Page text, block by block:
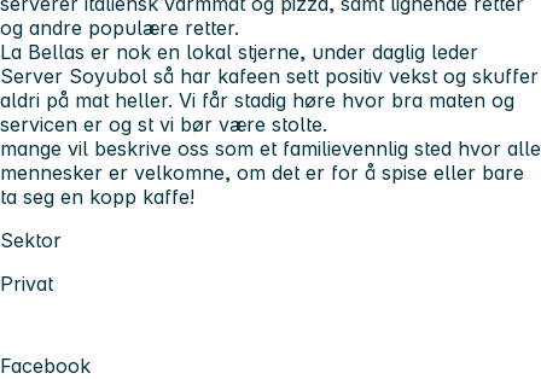
og andre populære retter.
La Bellas er nok en lokal stjerne, under daglig leder
Server Soyubol så har kafeen sett positiv vekst og skuffer
aldri på mat heller. Vi får stadig høre hvor bra maten og
servicen er og st vi bør være stolte.
mange vil beskrive oss som et familievennlig sted hvor alle
mennesker er velkomne, om det er for å spise eller bare
ta seg en kopp kaffe!
Sektor
Privat
Facebook